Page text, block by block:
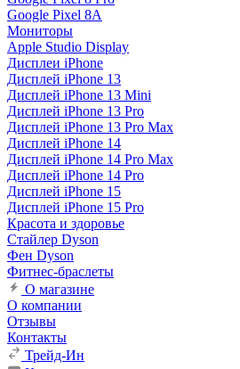
Google Pixel 8A
Мониторы
Apple Studio Display
Дисплеи iPhone
Дисплей iPhone 13
Дисплей iPhone 13 Mini
Дисплей iPhone 13 Pro
Дисплей iPhone 13 Pro Max
Дисплей iPhone 14
Дисплей iPhone 14 Pro Max
Дисплей iPhone 14 Pro
Дисплей iPhone 15
Дисплей iPhone 15 Pro
Красота и здоровье
Стайлер Dyson
Фен Dyson
Фитнес-браслеты
О магазине
О компании
Отзывы
Контакты
Трейд-Ин